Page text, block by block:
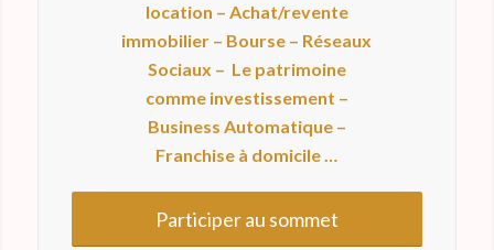
location – Achat/revente
immobilier – Bourse – Réseaux
Sociaux – Le patrimoine
comme investissement –
Business Automatique –
Franchise à domicile …
Participer au sommet